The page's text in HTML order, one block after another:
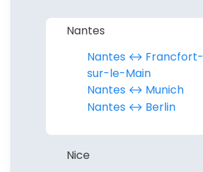
Nantes
Nantes ↔︎ Francfort-
sur-le-Main
Nantes ↔︎ Munich
Nantes ↔︎ Berlin
Nice